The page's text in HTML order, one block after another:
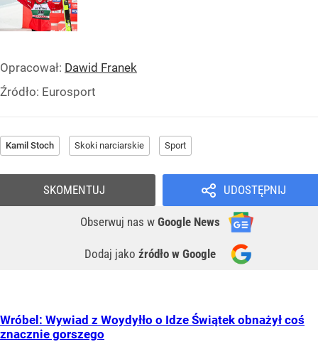
Opracował: Dawid Franek
Źródło: Eurosport
Kamil Stoch Skoki narciarskie Sport
UDOSTĘPNIJ
Obserwuj nas w Google News
Dodaj jako źródło w Google
SKOMENTUJ
Wróbel: Wywiad z Woydyłło o Idze Świątek obnażył coś
znacznie gorszego